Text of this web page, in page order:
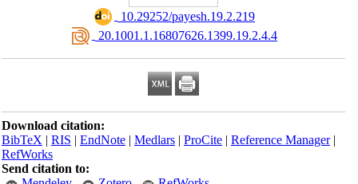
‎ 10.29252/payesh.19.2.219
‎ 20.1001.1.16807626.1399.19.2.4.4
Download citation:
BibTeX|RIS|EndNote|Medlars|ProCite|Reference Manager
RefWorks
Send citation to: